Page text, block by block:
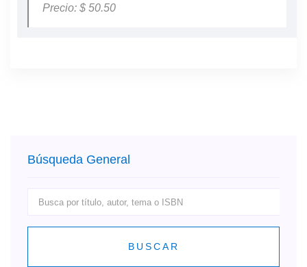
Precio: $ 50.50
Búsqueda General
BUSCAR